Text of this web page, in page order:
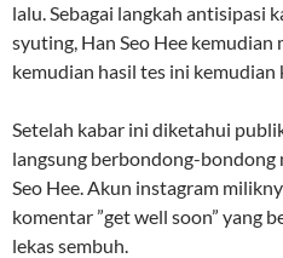
lalu. Sebagai langkah antisipasi
syuting, Han Seo Hee
kemudian hasil tes ini kemudian
Setelah kabar ini diketahui
langsung berbondong-bondong
Seo Hee. Akun instagram
komentar ”get well soon” yang
lekas sembuh.